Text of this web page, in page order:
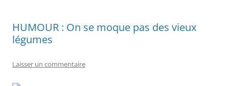
HUMOUR : On se moque pas des vieux
légumes
Laisser un commentaire